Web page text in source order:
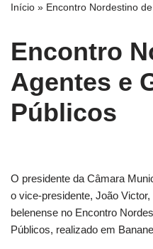
Início » Encontro Nordestino
Encontro
Agentes e
Públicos
O presidente da Câmara
o vice-presidente, João
belenense no Encontro
Públicos, realizado em